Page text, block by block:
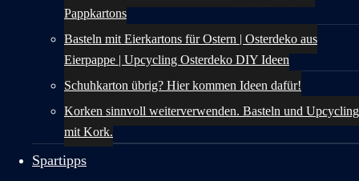
Pappkartons
Basteln mit Eierkartons für Ostern | Osterdeko aus
Eierpappe | Upcycling Osterdeko DIY Ideen
Schuhkarton übrig? Hier kommen Ideen dafür!
Korken sinnvoll weiterverwenden. Basteln und Upcycling
mit Kork.
Spartipps